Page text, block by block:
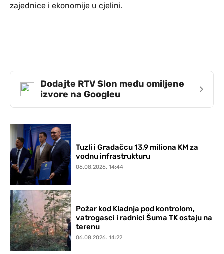
zajednice i ekonomije u cjelini.
Dodajte RTV Slon među omiljene
izvore na Googleu
›
Tuzli i Gradačcu 13,9 miliona KM za
vodnu infrastrukturu
06.08.2026. 14:44
Požar kod Kladnja pod kontrolom,
vatrogasci i radnici Šuma TK ostaju na
terenu
06.08.2026. 14:22